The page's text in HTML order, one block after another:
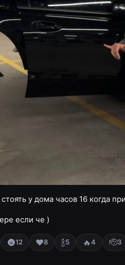
у дома часов 16 когда
если че )
🌚12 ❤️8 🍾5 🔥4 🫡3